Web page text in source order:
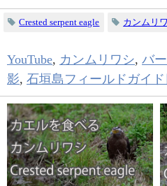
Crested serpent eagle カンムリ
YouTube, カンムリワシ, バ
影, 石垣島フィールドガイ